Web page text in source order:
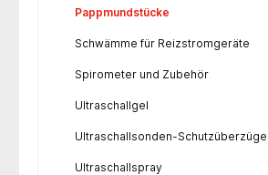
Pappmundstücke
Schwämme für Reizstromgeräte
Spirometer und Zubehör
Ultraschallgel
Ultraschallsonden-Schutzüberzüge
Ultraschallspray